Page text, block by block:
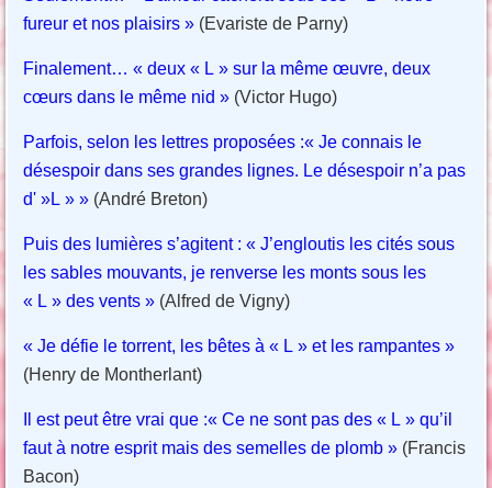
fureur et nos plaisirs » (Evariste de Parny)
Finalement… « deux « L » sur la même œuvre, deux
cœurs dans le même nid » (Victor Hugo)
Parfois, selon les lettres proposées :« Je connais le
désespoir dans ses grandes lignes. Le désespoir n’a pas
d' »L » » (André Breton)
Puis des lumières s’agitent :« J’engloutis les cités sous
les sables mouvants, je renverse les monts sous les
« L » des vents » (Alfred de Vigny)
« Je défie le torrent, les bêtes à « L » et les rampantes »
(Henry de Montherlant)
Il est peut être vrai que :« Ce ne sont pas des « L » qu’il
faut à notre esprit mais des semelles de plomb » (Francis
Bacon)